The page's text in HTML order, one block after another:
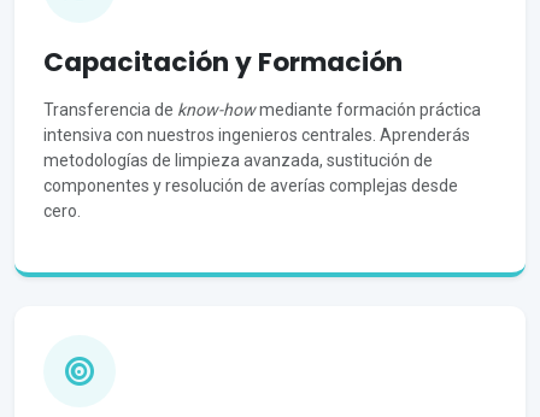
Capacitación y Formación
Transferencia de know-howmediante formación práctica
intensiva con nuestros ingenieros centrales. Aprenderás
metodologías de limpieza avanzada, sustitución de
componentes y resolución de averías complejas desde
cero.